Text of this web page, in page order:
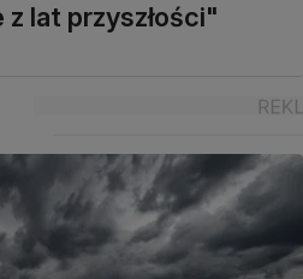
z lat przyszłości"